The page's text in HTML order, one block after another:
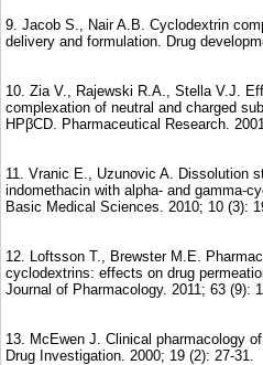
9. Jacob S., Nair A.B. Cyclodextrin
delivery and formulation. Drug
10. Zia V., Rajewski R.A., Stella V.J.
complexation of neutral and charged
HPβCD. Pharmaceutical Research.
11. Vranic E., Uzunovic A. Dissolution
indomethacin with alpha- and gamma-
Basic Medical Sciences. 2010; 10 (3):
12. Loftsson T., Brewster M.E.
cyclodextrins: effects on drug
Journal of Pharmacology. 2011; 63 (9):
13. McEwen J. Clinical pharmacology
Drug Investigation. 2000; 19 (2): 27-31.